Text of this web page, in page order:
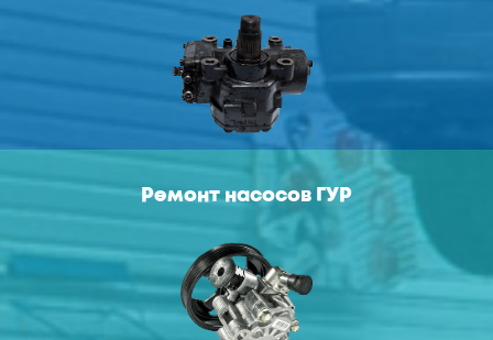
Ремонт насосов ГУР